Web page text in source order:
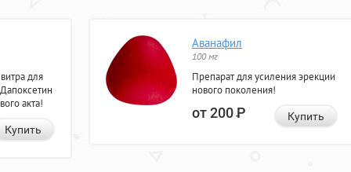
для
акта!
Купить
Аванафил
100 мг
Препарат для усиления эрекции
нового поколения!
от 200Р Купить